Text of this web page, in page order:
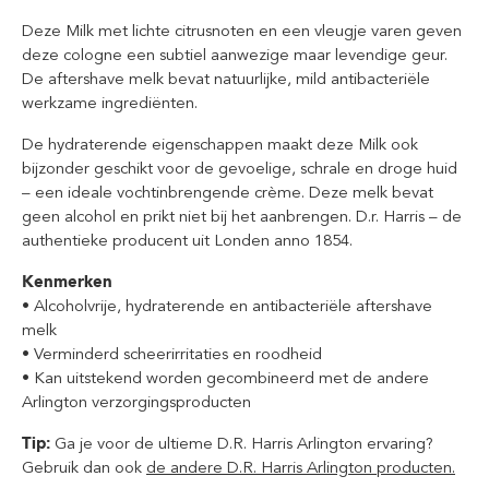
Deze Milk met lichte citrusnoten en een vleugje varen geven
deze cologne een subtiel aanwezige maar levendige geur.
De aftershave melk bevat natuurlijke, mild antibacteriële
werkzame ingrediënten.
De hydraterende eigenschappen maakt deze Milk ook
bijzonder geschikt voor de gevoelige, schrale en droge huid
– een ideale vochtinbrengende crème. Deze melk bevat
geen alcohol en prikt niet bij het aanbrengen. D.r. Harris – de
authentieke producent uit Londen anno 1854.
Kenmerken
• Alcoholvrije, hydraterende en antibacteriële aftershave
melk
• Verminderd scheerirritaties en roodheid
• Kan uitstekend worden gecombineerd met de andere
Arlington verzorgingsproducten
Tip: Ga je voor de ultieme D.R. Harris Arlington ervaring?
Gebruik dan ook de andere D.R. Harris Arlington producten.